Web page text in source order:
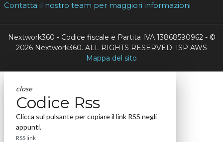
Contatta il nostro team per maggiori informazioni
Nextwork360 - Codice fiscale e Partita IVA 13868590962 - ©
2026 Nextwork360. ALL RIGHTS RESERVED. ISP AWS
Mappa del sito
close
Codice Rss
Clicca sul pulsante per copiare il link RSS negli
appunti.
RSS link